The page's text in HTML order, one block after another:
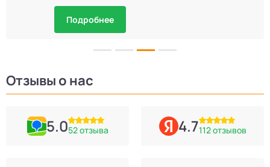
Подробнее
Отзывы о нас
5.052 отзыва 4.7112 отзывов